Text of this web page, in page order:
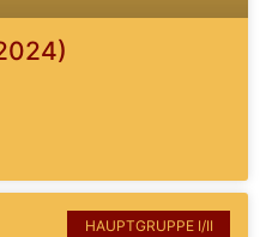
HAUPTGRUPPE I/II